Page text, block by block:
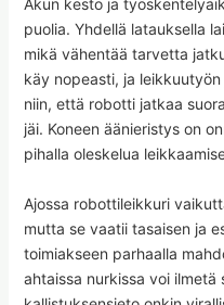
Akun kesto ja
puolia. Yhdellä latauksella
mikä vähentää tarvetta
käy nopeasti, ja
niin, että robotti jatkaa
jäi. Koneen äänieristys on
pihalla oleskelua
Ajossa robottileikkuri
mutta se vaatii tasaisen ja
toimiakseen parhaalla
ahtaissa nurkissa voi